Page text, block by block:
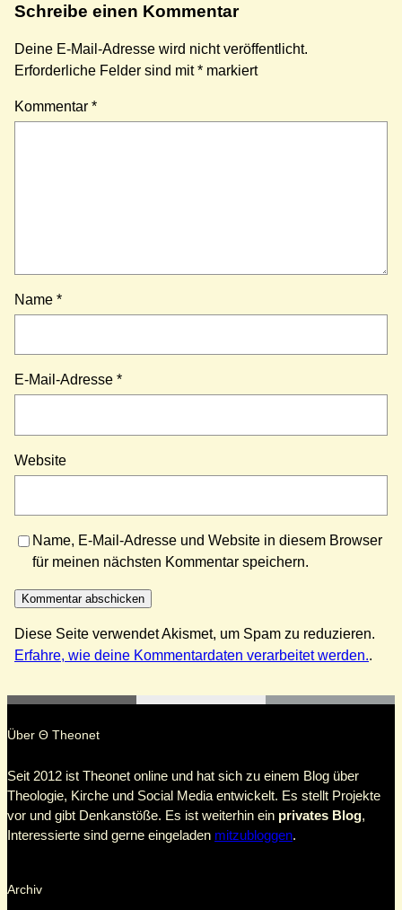
Schreibe einen Kommentar
Deine E-Mail-Adresse wird nicht veröffentlicht.
Erforderliche Felder sind mit* markiert
Kommentar *
Name *
E-Mail-Adresse *
Website
Name, E-Mail-Adresse und Website in diesem Browser
für meinen nächsten Kommentar speichern.
Diese Seite verwendet Akismet, um Spam zu reduzieren.
Erfahre, wie deine Kommentardaten verarbeitet werden..
Über Θ Theonet
Seit 2012 ist Theonet online und hat sich zu einem Blog über
Theologie, Kirche und Social Media entwickelt. Es stellt Projekte
vor und gibt Denkanstöße. Es ist weiterhin ein privates Blog,
Interessierte sind gerne eingeladen mitzubloggen.
Archiv